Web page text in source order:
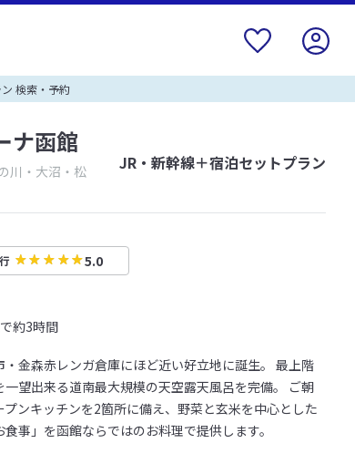
検索・予約
ナ函館
川・大沼・松
JR・新幹線＋宿泊セットプラン
5.0
約3時間
金森赤レンガ倉庫にほど近い好立地に誕生。 最上階
一望出来る道南最大規模の天空露天風呂を完備。 ご朝
ンキッチンを2箇所に備え、野菜と玄米を中心とした
食事」を函館ならではのお料理で提供します。